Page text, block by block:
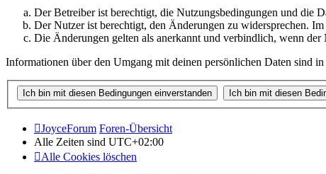
Der Betreiber ist berechtigt, die Nutzungsbedingungen und die
Der Nutzer ist berechtigt, den Änderungen zu widersprechen.
Die Änderungen gelten als anerkannt und verbindlich, wenn
Informationen über den Umgang mit deinen persönlichen Daten sind
JoyceForum Foren-Übersicht
Alle Zeiten sind UTC+02:00
Alle Cookies löschen